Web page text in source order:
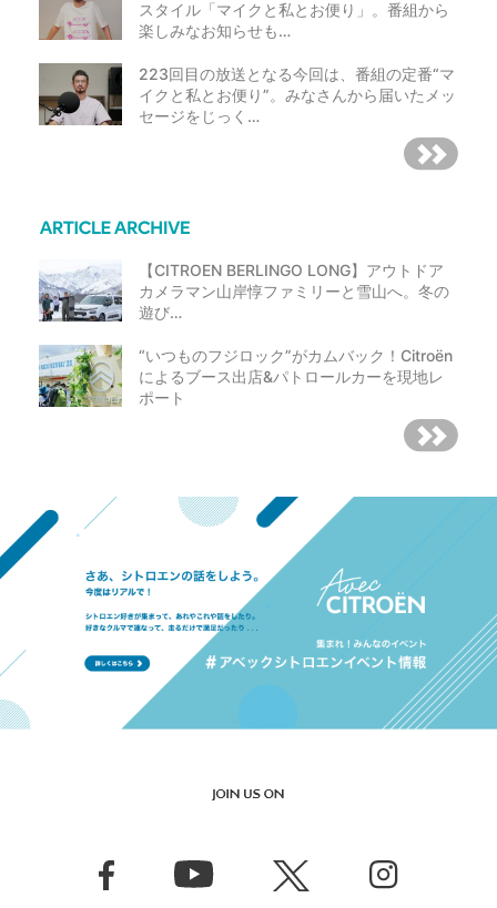
スタイル「マイクと私とお便り」。番組から
楽しみなお知らせも…
223回目の放送となる今回は、番組の定番“マ
イクと私とお便り”。みなさんから届いたメッ
セージをじっく…
【CITROEN BERLINGO LONG】アウトドア
カメラマン山岸惇ファミリーと雪山へ。冬の
遊び…
“いつものフジロック”がカムバック！Citroën
によるブース出店&パトロールカーを現地レ
ポート